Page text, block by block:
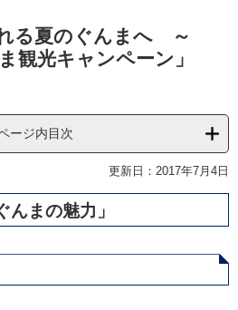
る夏のぐんまへ ～
観光キャンペーン」
ージ内目次
更新日：2017年7月4日
んまの魅力」